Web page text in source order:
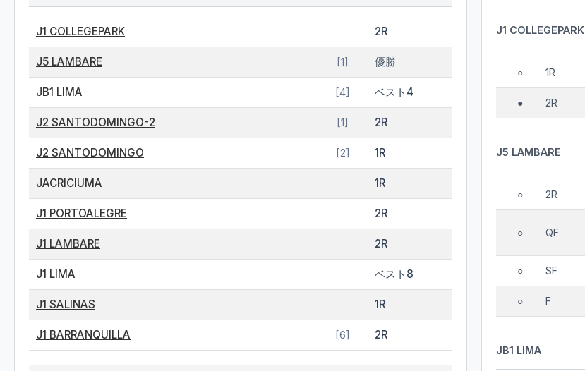
J1 COLLEGEPARK 2R
J5 LAMBARE [1] 優勝
JB1 LIMA [4] ベスト4
J2 SANTODOMINGO-2 [1] 2R
J2 SANTODOMINGO [2] 1R
JACRICIUMA 1R
J1 PORTOALEGRE 2R
J1 LAMBARE 2R
J1 LIMA ベスト8
J1 SALINAS 1R
J1 BARRANQUILLA [6] 2R
J1 COLLEGEPARK
○ 1R
● 2R
J5 LAMBARE
○ 2R
○ QF
○ SF
○ F
JB1 LIMA